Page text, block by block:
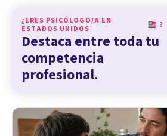
¿ERES PSICÓLOGO/A EN
ESTADOS UNIDOS
?
Destaca entre toda tu
competencia
profesional.